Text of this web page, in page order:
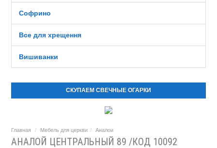
Софрино
Все для хрещення
Вишиванки
СКУПАЕМ СВЕЧНЫЕ ОГАРКИ
Главная Мебель для церкви Аналои
АНАЛОЙ ЦЕНТРАЛЬНЫЙ 89 /КОД 10092